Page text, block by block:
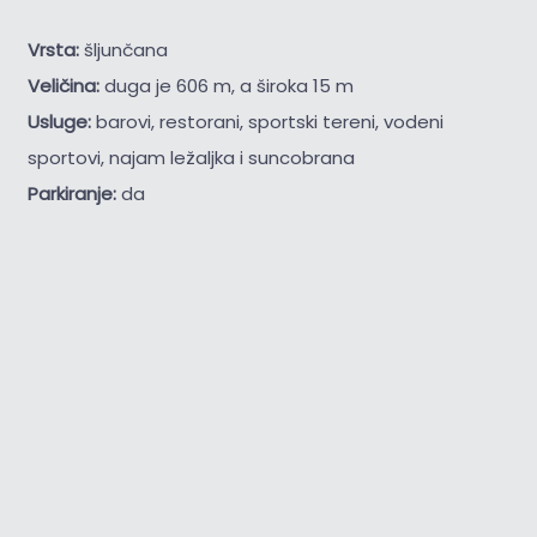
Vrsta:šljunčana
Veličina:duga je 606 m, a široka 15 m
Usluge:barovi, restorani, sportski tereni, vodeni
sportovi, najam ležaljka i suncobrana
Parkiranje:da